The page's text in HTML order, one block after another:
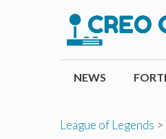
conteúdo
NEWS
League of Legends >